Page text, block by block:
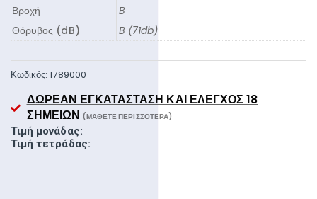
Βροχή
B
Θόρυβος (dB)
B (71db)
Κωδικός:1789000
ΔΩΡΕΆΝ ΕΓΚΑΤΆΣΤΑΣΗ ΚΑΙ ΈΛΕΓΧΟΣ 18
ΣΗΜΕΊΩΝ (ΜΆΘΕΤΕ ΠΕΡΙΣΣΌΤΕΡΑ)
Τιμή μονάδας:
Τιμή τετράδας: